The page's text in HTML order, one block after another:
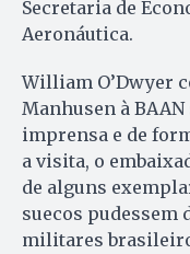
Secretaria de
Aeronáutica.
William O’Dwyer
Manhusen à
imprensa e de
a visita, o
de alguns
suecos pudessem
militares